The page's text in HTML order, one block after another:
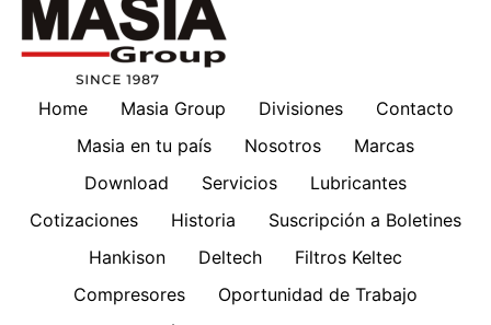
Home Masia Group Divisiones
Contacto
Masia en tu país
Nosotros
Marcas
Download
Servicios
Lubricantes
Cotizaciones
Historia
Suscripción a Boletines
Hankison
Deltech
Filtros Keltec
Compresores
Oportunidad de Trabajo